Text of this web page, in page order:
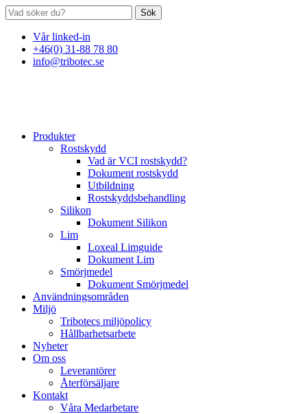
Sök
Vår linked-in
+46(0) 31-88 78 80
info@tribotec.se
Produkter
Rostskydd
Vad är VCI rostskydd?
Dokument rostskydd
Utbildning
Rostskyddsbehandling
Silikon
Dokument Silikon
Lim
Loxeal Limguide
Dokument Lim
Smörjmedel
Dokument Smörjmedel
Användningsområden
Miljö
Tribotecs miljöpolicy
Hållbarhetsarbete
Nyheter
Om oss
Leverantörer
Återförsäljare
Kontakt
Våra Medarbetare